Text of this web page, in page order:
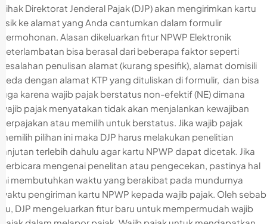
pihak Direktorat Jenderal Pajak (DJP) akan mengirimkan kartu
fisik ke alamat yang Anda cantumkan dalam formulir
permohonan. Alasan dikeluarkan fitur NPWP Elektronik
Keterlambatan bisa berasal dari beberapa faktor seperti
kesalahan penulisan alamat (kurang spesifik), alamat domisili
beda dengan alamat KTP yang dituliskan di formulir, dan bisa
juga karena wajib pajak berstatus non-efektif (NE) dimana
wajib pajak menyatakan tidak akan menjalankan kewajiban
perpajakan atau memilih untuk berstatus. Jika wajib pajak
memilih pilihan ini maka DJP harus melakukan penelitian
lanjutan terlebih dahulu agar kartu NPWP dapat dicetak. Jika
berbicara mengenai penelitan atau pengecekan, pastinya hal
ini membutuhkan waktu yang berakibat pada mundurnya
waktu pengiriman kartu NPWP kepada wajib pajak. Oleh sebab
itu, DJP mengeluarkan fitur baru untuk mempermudah wajib